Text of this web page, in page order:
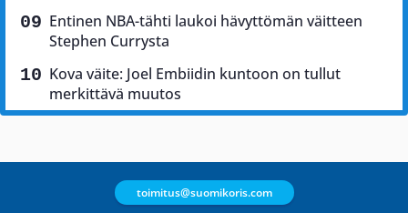
Entinen NBA-tähti laukoi hävyttömän väitteen
Stephen Currysta
Kova väite: Joel Embiidin kuntoon on tullut
merkittävä muutos
toimitus@suomikoris.com